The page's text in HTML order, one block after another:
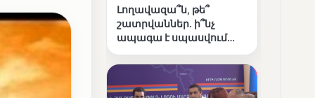
Լողավազա՞ն, թե՞
շատրվաններ. ի՞նչ
ապագա է սպասվում
լճին